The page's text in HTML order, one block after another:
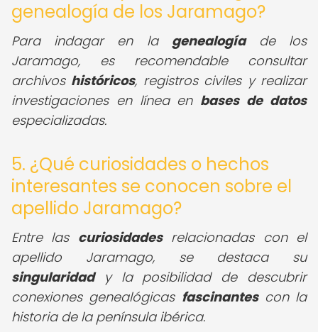
genealogía de los Jaramago?
Para indagar en la genealogíade los
Jaramago, es recomendable consultar
archivos históricos, registros civiles y realizar
investigaciones en línea en bases de datos
especializadas.
5. ¿Qué curiosidades o hechos
interesantes se conocen sobre el
apellido Jaramago?
Entre las curiosidadesrelacionadas con el
apellido Jaramago, se destaca su
singularidady la posibilidad de descubrir
conexiones genealógicas fascinantescon la
historia de la península ibérica.